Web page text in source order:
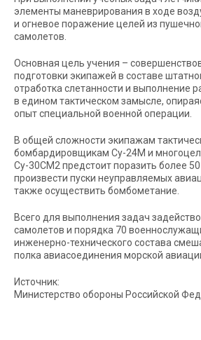
элементы маневрирования в ходе
и огневое поражение целей из
самолетов.
Основная цель учения –
подготовки экипажей в составе
отработка слетанности и выполнение
в едином тактическом замысле,
опыт специальной военной операции.
В общей сложности экипажам
бомбардировщикам Су-24М и
Су-30СМ2 предстоит поразить более
произвести пуски неуправляемых
также осуществить бомбометание.
Всего для выполнения задач
самолетов и порядка 70
инженерно-технического состава
полка авиасоединения морской
Источник:
Министерство обороны Российской